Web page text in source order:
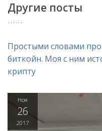
Другие посты
Простыми словами
биткойн. Моя с ним
крипту
Ноя
26
2017